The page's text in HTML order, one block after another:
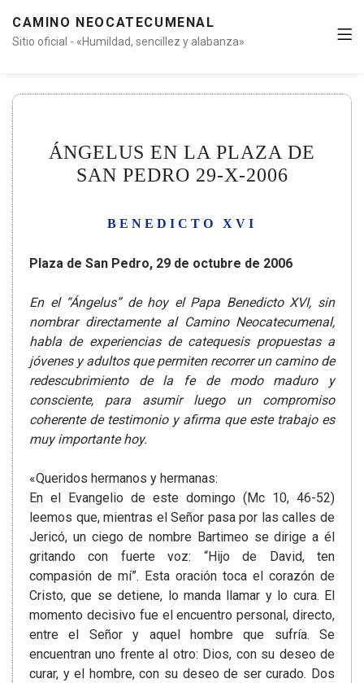
CAMINO NEOCATECUMENAL
Sitio oficial - «Humildad, sencillez y alabanza»
ÁNGELUS EN LA PLAZA DE
SAN PEDRO 29-X-2006
BENEDICTO XVI
Plaza de San Pedro, 29 de octubre de 2006
En el “Ángelus” de hoy el Papa Benedicto XVI, sin
nombrar directamente al Camino Neocatecumenal,
habla de experiencias de catequesis propuestas a
jóvenes y adultos que permiten recorrer un camino de
redescubrimiento de la fe de modo maduro y
consciente, para asumir luego un compromiso
coherente de testimonio y afirma que este trabajo es
muy importante hoy.
«Queridos hermanos y hermanas:
En el Evangelio de este domingo (Mc 10, 46-52)
leemos que, mientras el Señor pasa por las calles de
Jericó, un ciego de nombre Bartimeo se dirige a él
gritando con fuerte voz: “Hijo de David, ten
compasión de mí”. Esta oración toca el corazón de
Cristo, que se detiene, lo manda llamar y lo cura. El
momento decisivo fue el encuentro personal, directo,
entre el Señor y aquel hombre que sufría. Se
encuentran uno frente al otro: Dios, con su deseo de
curar, y el hombre, con su deseo de ser curado. Dos